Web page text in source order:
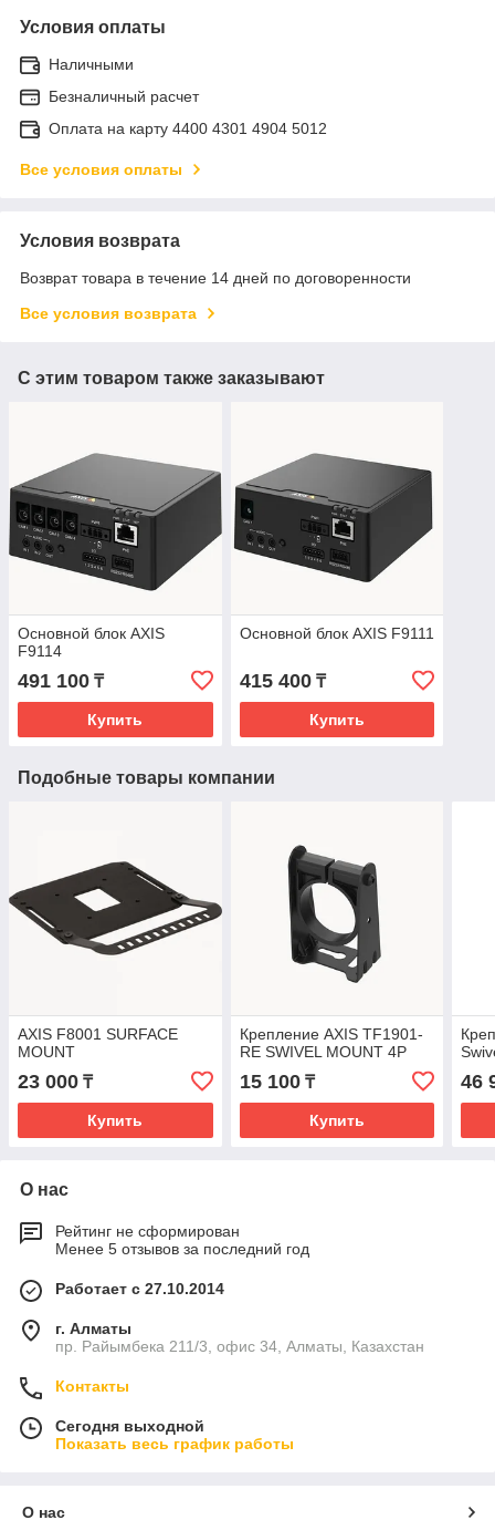
Условия оплаты
Наличными
Безналичный расчет
Оплата на карту 4400 4301 4904 5012
Все условия оплаты
Условия возврата
Возврат товара в течение 14 дней по договоренности
Все условия возврата
С этим товаром также заказывают
Основной блок AXIS
F9114
491 100 ₸
Купить
Основной блок AXIS F9111
415 400₸
Купить
Подобные товары компании
AXIS F8001 SURFACE
MOUNT
23 000 ₸
Купить
Крепление AXIS TF1901-
RE SWIVEL MOUNT 4P
15 100₸
Купить
46
О нас
Рейтинг не сформирован
Менее 5 отзывов за последний год
Работает с 27.10.2014
г. Алматы
пр. Райымбека 211/3, офис 34, Алматы, Казахстан
Контакты
Сегодня выходной
Показать весь график работы
О нас